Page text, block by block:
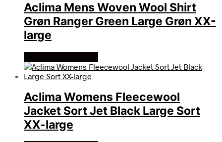
Aclima Mens Woven Wool Shirt
Grøn Ranger Green Large Grøn XX-
large
Aclima Womens Fleecewool
Jacket Sort Jet Black Large Sort
XX-large